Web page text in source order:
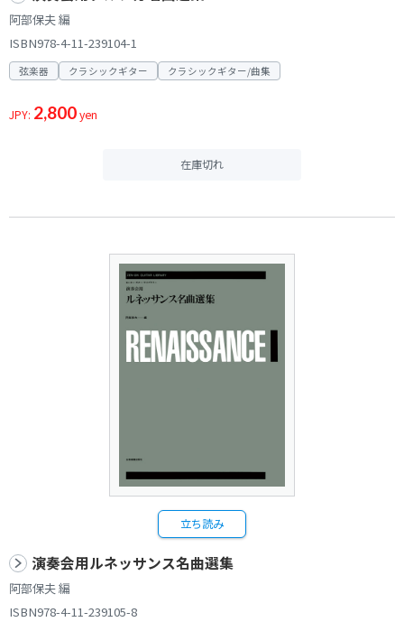
阿部保夫 編
ISBN978-4-11-239104-1
弦楽器 クラシックギター クラシックギター/曲集
JPY: 2,800yen
在庫切れ
立ち読み
演奏会用ルネッサンス名曲選集
阿部保夫 編
ISBN978-4-11-239105-8